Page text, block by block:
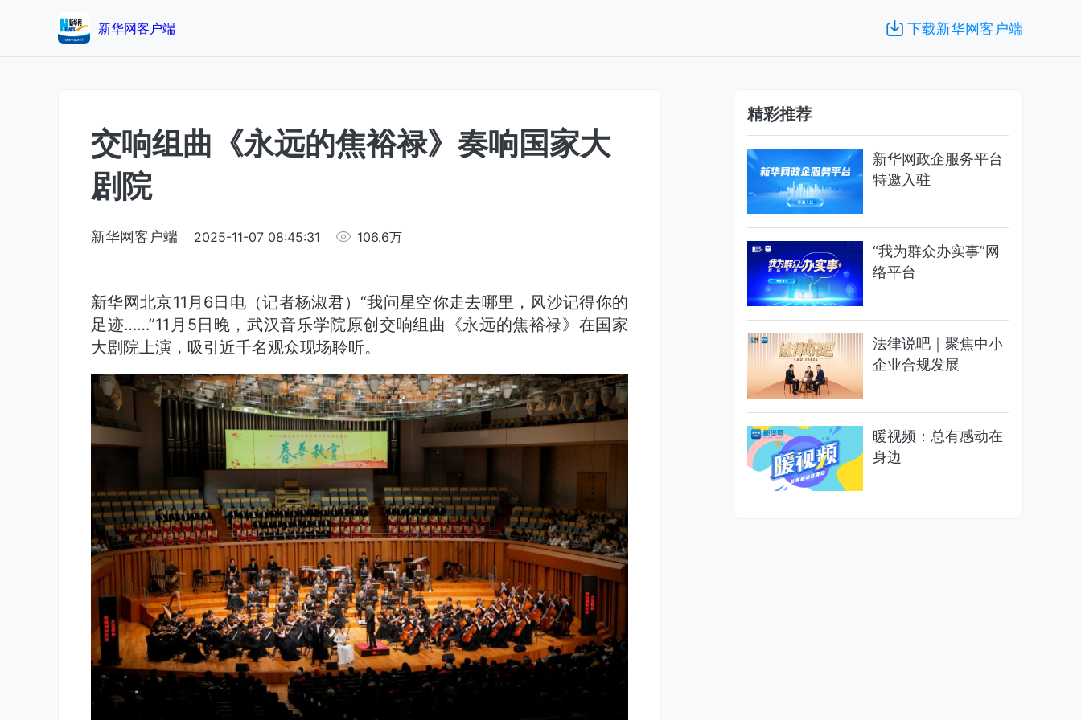
新华网客户端 下载新华网客户端
交响组曲《永远的焦裕禄》奏响国家大
剧院
新华网客户端 2025-11-07 08:45:31 106.6万
新华网北京11月6日电（记者杨淑君）“我问星空你走去哪里，风沙记得你的
足迹……”11月5日晚，武汉音乐学院原创交响组曲《永远的焦裕禄》在国家
大剧院上演，吸引近千名观众现场聆听。
精彩推荐
新华网政企服务平台
特邀入驻
“我为群众办实事”网
络平台
法律说吧｜聚焦中小
企业合规发展
暖视频：总有感动在
身边